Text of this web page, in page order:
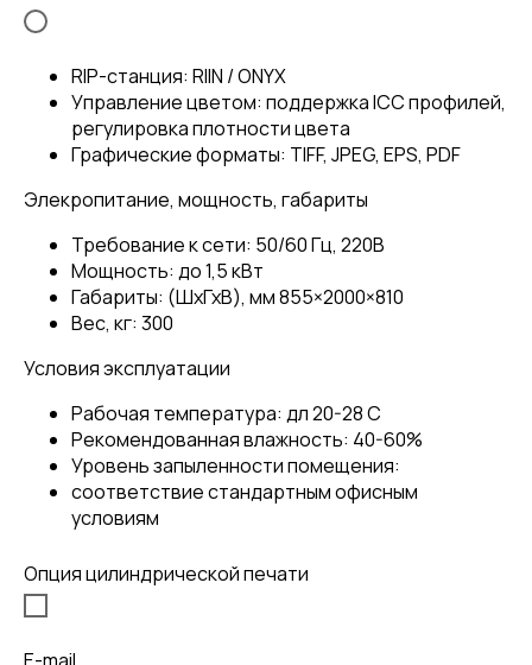
RIP-станция: RIIN / ONYX
Управление цветом: поддержка ICC профилей,
регулировка плотности цвета
Графические форматы: TIFF, JPEG, EPS, PDF
Элекропитание, мощность, габариты
Требование к сети: 50/60 Гц, 220В
Мощность: до 1,5 кВт
Габариты: (ШхГхВ), мм 855×2000×810
Вес, кг: 300
Условия эксплуатации
Рабочая температура: дл 20-28 С
Рекомендованная влажность: 40-60%
Уровень запыленности помещения:
соответствие стандартным офисным
условиям
Опция цилиндрической печати